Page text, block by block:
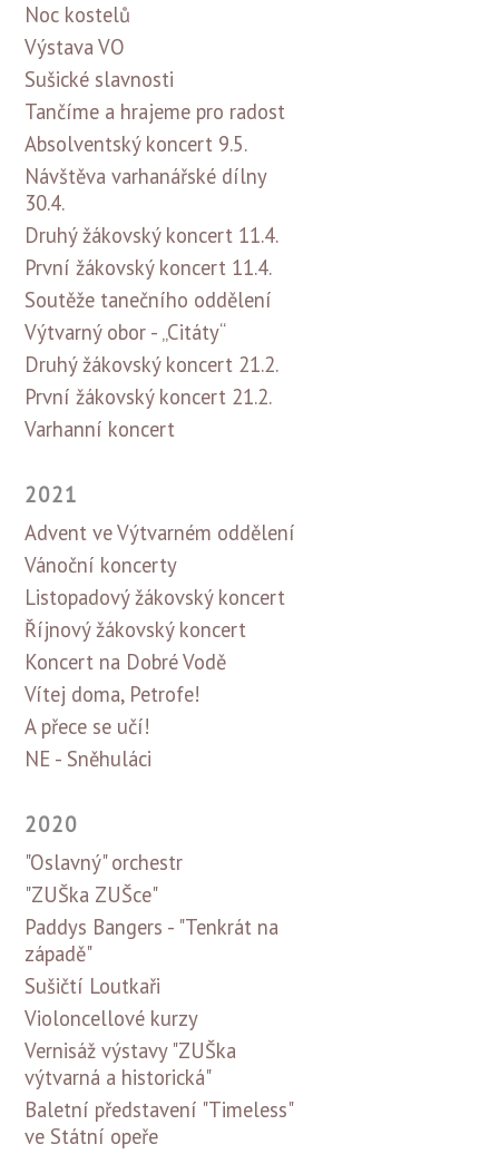
Noc kostelů
Výstava VO
Sušické slavnosti
Tančíme a hrajeme pro radost
Absolventský koncert 9.5.
Návštěva varhanářské dílny
30.4.
Druhý žákovský koncert 11.4.
První žákovský koncert 11.4.
Soutěže tanečního oddělení
Výtvarný obor - „Citáty“
Druhý žákovský koncert 21.2.
První žákovský koncert 21.2.
Varhanní koncert
2021
Advent ve Výtvarném oddělení
Vánoční koncerty
Listopadový žákovský koncert
Říjnový žákovský koncert
Koncert na Dobré Vodě
Vítej doma, Petrofe!
A přece se učí!
NE - Sněhuláci
2020
"Oslavný" orchestr
"ZUŠka ZUŠce"
Paddys Bangers - "Tenkrát na
západě"
Sušičtí Loutkaři
Violoncellové kurzy
Vernisáž výstavy "ZUŠka
výtvarná a historická"
Baletní představení "Timeless"
ve Státní opeře